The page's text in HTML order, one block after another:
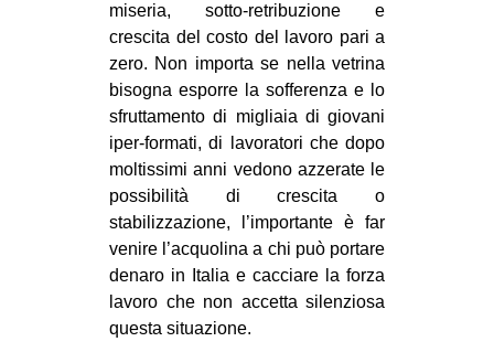
miseria, sotto-retribuzione e
crescita del costo del lavoro pari a
zero. Non importa se nella vetrina
bisogna esporre la sofferenza e lo
sfruttamento di migliaia di giovani
iper-formati, di lavoratori che dopo
moltissimi anni vedono azzerate le
possibilità di crescita o
stabilizzazione, l’importante è far
venire l’acquolina a chi può portare
denaro in Italia e cacciare la forza
lavoro che non accetta silenziosa
questa situazione.